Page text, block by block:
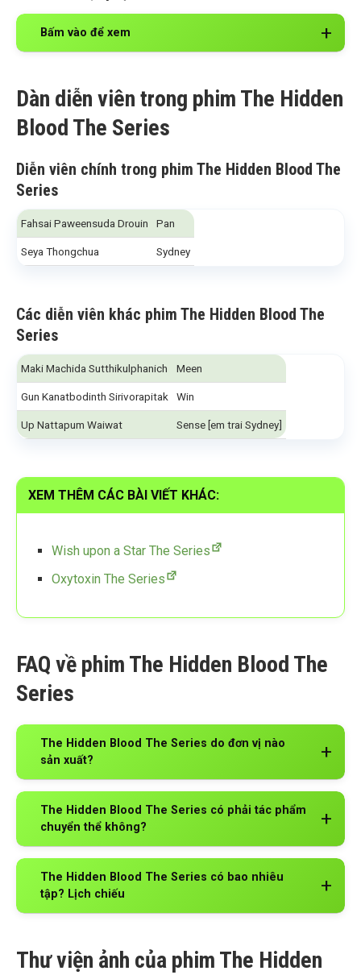
Bấm vào để xem
Dàn diễn viên trong phim The Hidden
Blood The Series
Diễn viên chính trong phim The Hidden Blood The
Series
Fahsai Paweensuda Drouin Pan
Seya Thongchua Sydney
Các diễn viên khác phim The Hidden Blood The
Series
Maki Machida Sutthikulphanich Meen
Gun Kanatbodinth Sirivorapitak Win
Up Nattapum Waiwat Sense [em trai Sydney]
XEM THÊM CÁC BÀI VIẾT KHÁC:
Wish upon a Star The Series
Oxytoxin The Series
FAQ về phim The Hidden Blood The
Series
The Hidden Blood The Series do đơn vị nào
sản xuất?
The Hidden Blood The Series có phải tác phẩm
chuyển thể không?
The Hidden Blood The Series có bao nhiêu
tập? Lịch chiếu
Thư viện ảnh của phim The Hidden